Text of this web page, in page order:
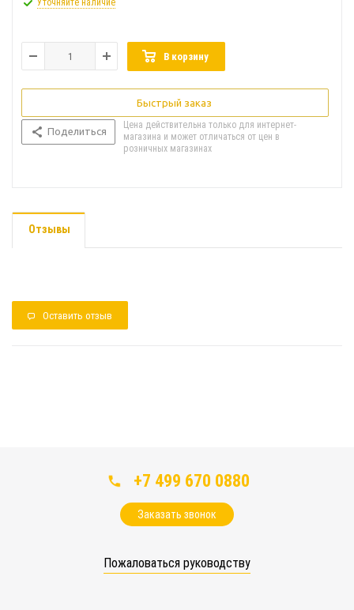
Уточняйте наличие
В корзину
Быстрый заказ
Поделиться
Цена действительна только для интернет-
магазина и может отличаться от цен в
розничных магазинах
Отзывы
Оставить отзыв
+7 499 670 0880
Заказать звонок
Пожаловаться руководству